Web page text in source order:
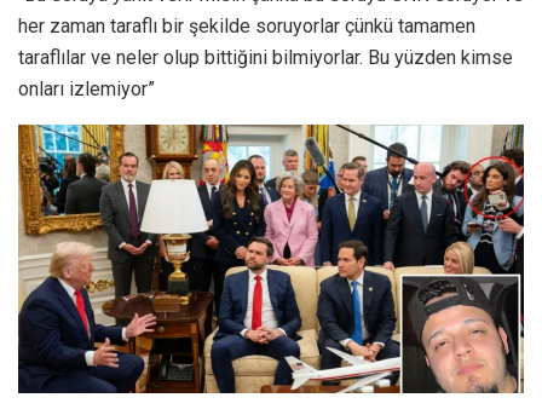
her zaman taraflı bir şekilde soruyorlar çünkü tamamen
taraflılar ve neler olup bittiğini bilmiyorlar. Bu yüzden kimse
onları izlemiyor”